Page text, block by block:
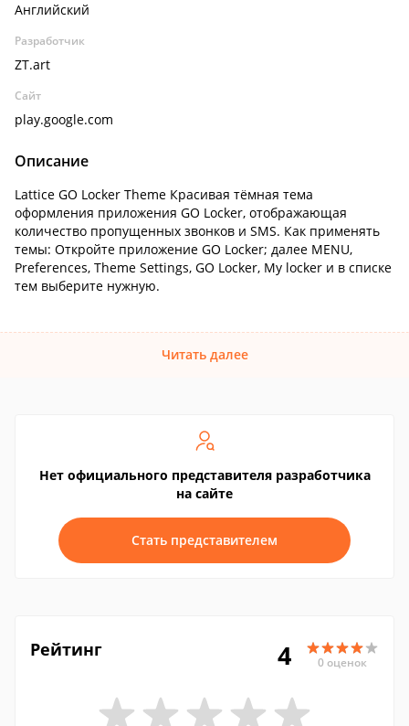
Английский
Разработчик
ZT.art
Сайт
play.google.com
Описание
Lattice GO Locker Theme Красивая тёмная тема
оформления приложения GO Locker, отображающая
количество пропущенных звонков и SMS. Как применять
темы: Откройте приложение GO Locker; далее MENU,
Preferences, Theme Settings, GO Locker, My locker и в списке
тем выберите нужную.
Читать далее
Нет официального представителя разработчика
на сайте
Стать представителем
Рейтинг 4 0 оценок